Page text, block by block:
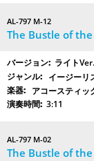
AL-797 M-12
The Bustle of
ライトVer.
イージーリ
アコースティ
3:11
AL-797 M-02
The Bustle of